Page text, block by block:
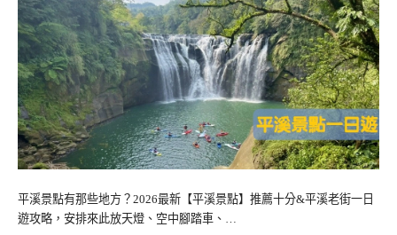
平溪景點有那些地方？2026最新【平溪景點】推薦十分&平溪老街一日
遊攻略，安排來此放天燈、空中腳踏車、…